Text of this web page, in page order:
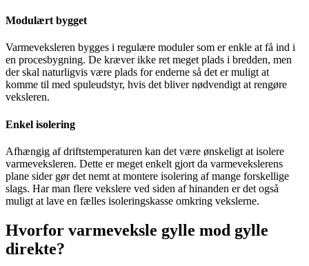
Modulært bygget
Varmeveksleren bygges i regulære moduler som er enkle at få ind i
en procesbygning. De kræver ikke ret meget plads i bredden, men
der skal naturligvis være plads for enderne så det er muligt at
komme til med spuleudstyr, hvis det bliver nødvendigt at rengøre
veksleren.
Enkel isolering
Afhængig af driftstemperaturen kan det være ønskeligt at isolere
varmeveksleren. Dette er meget enkelt gjort da varmevekslerens
plane sider gør det nemt at montere isolering af mange forskellige
slags. Har man flere vekslere ved siden af hinanden er det også
muligt at lave en fælles isoleringskasse omkring vekslerne.
Hvorfor varmeveksle gylle mod gylle
direkte?